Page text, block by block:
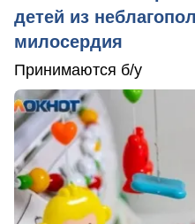
детей из
милосердия
Принимаются б/у